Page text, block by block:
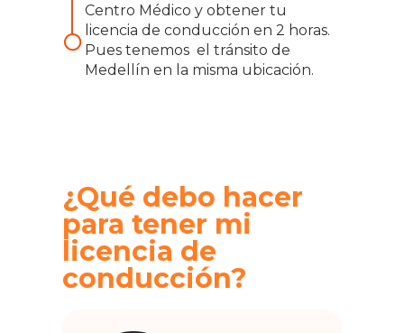
Centro Médico y obtener tu
licencia de conducción en 2 horas.
Pues tenemos el tránsito de
Medellín en la misma ubicación.
¿Qué debo hacer
para tener mi
licencia de
conducción?